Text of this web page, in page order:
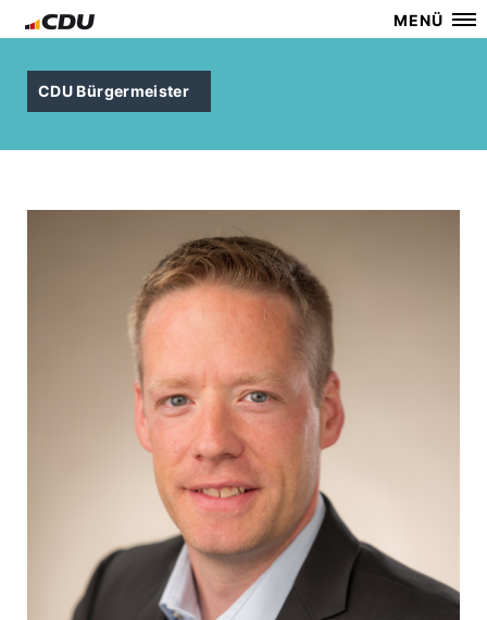
MENÜ
CDU Bürgermeister